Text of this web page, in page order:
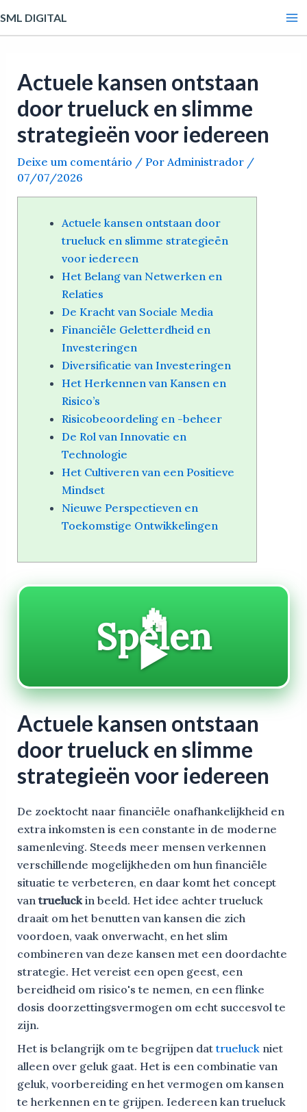
para
SML DIGITAL
Actuele kansen ontstaan
door trueluck en slimme
strategieën voor iedereen
Deixe um comentário / Por Administrador /
07/07/2026
Actuele kansen ontstaan door
trueluck en slimme strategieën
voor iedereen
Het Belang van Netwerken en
Relaties
De Kracht van Sociale Media
Financiële Geletterdheid en
Investeringen
Diversificatie van Investeringen
Het Herkennen van Kansen en
Risico’s
Risicobeoordeling en -beheer
De Rol van Innovatie en
Technologie
Het Cultiveren van een Positieve
Mindset
Nieuwe Perspectieven en
Toekomstige Ontwikkelingen
🔥
Spelen
▶️
Actuele kansen ontstaan
door trueluck en slimme
strategieën voor iedereen
De zoektocht naar financiële onafhankelijkheid en
extra inkomsten is een constante in de moderne
samenleving. Steeds meer mensen verkennen
verschillende mogelijkheden om hun financiële
situatie te verbeteren, en daar komt het concept
vantrueluckin beeld. Het idee achter trueluck
draait om het benutten van kansen die zich
voordoen, vaak onverwacht, en het slim
combineren van deze kansen met een doordachte
strategie. Het vereist een open geest, een
bereidheid om risico's te nemen, en een flinke
dosis doorzettingsvermogen om echt succesvol te
zijn.
Het is belangrijk om te begrijpen dattrueluckniet
alleen over geluk gaat. Het is een combinatie van
geluk, voorbereiding en het vermogen om kansen
te herkennen en te grijpen. Iedereen kan trueluck
navigation